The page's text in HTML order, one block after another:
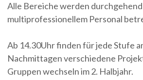
Alle Bereiche werden
multiprofessionellem Personal
Ab 14.30Uhr finden für jede Stufe
Nachmittagen verschiedene
Gruppen wechseln im 2. Halbjahr.